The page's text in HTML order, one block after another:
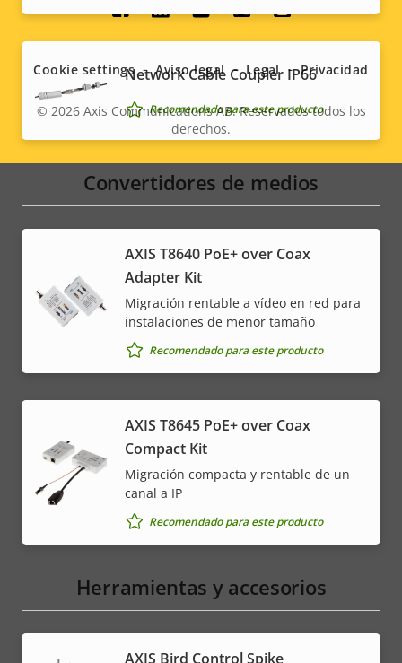
Network Cable Coupler IP66
Recomendado para este producto
Convertidores de medios
AXIS T8640 PoE+ over Coax
Adapter Kit
Migración rentable a vídeo en red para
instalaciones de menor tamaño
Recomendado para este producto
AXIS T8645 PoE+ over Coax
Compact Kit
Migración compacta y rentable de un
canal a IP
Recomendado para este producto
Herramientas y accesorios
AXIS Bird Control Spike
Social
menu
Legal
menu
© 2026Axis Communications AB. Reservados todos los
derechos.
Cookie settings Aviso legal Legal Privacidad